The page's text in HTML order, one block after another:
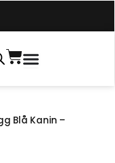
Handlekurv
Blå Kanin –